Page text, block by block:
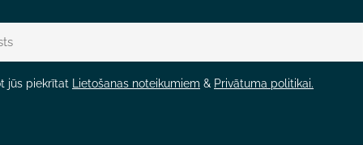
jūs piekrītat Lietošanas noteikumiem & Privātuma politikai.